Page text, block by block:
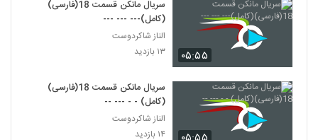
۰۵:۵۵
سریال مانکن قسمت 18(فارسی)
(کامل)--- --- ---
الناز شاکردوست
۱۳ بازدید
سریال مانکن قسمت 18(فارسی)
(کامل) - - --- --
الناز شاکردوست
۱۴ بازدید